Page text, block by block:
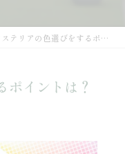
テリアの色選びをするポイントは？
ポイントは？